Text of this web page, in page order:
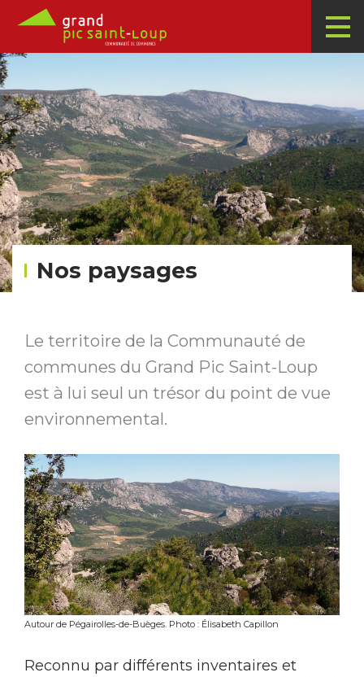
Nos paysages
Le territoire de la Communauté de
communes du Grand Pic Saint-Loup
est à lui seul un trésor du point de vue
environnemental.
Autour de Pégairolles-de-Buèges. Photo : Élisabeth Capillon
Reconnu par différents inventaires et